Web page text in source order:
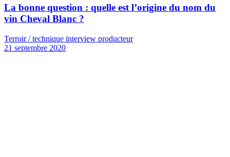
La bonne question : quelle est l’origine du nom du
vin Cheval Blanc ?
Terroir / technique interview producteur
21 septembre 2020